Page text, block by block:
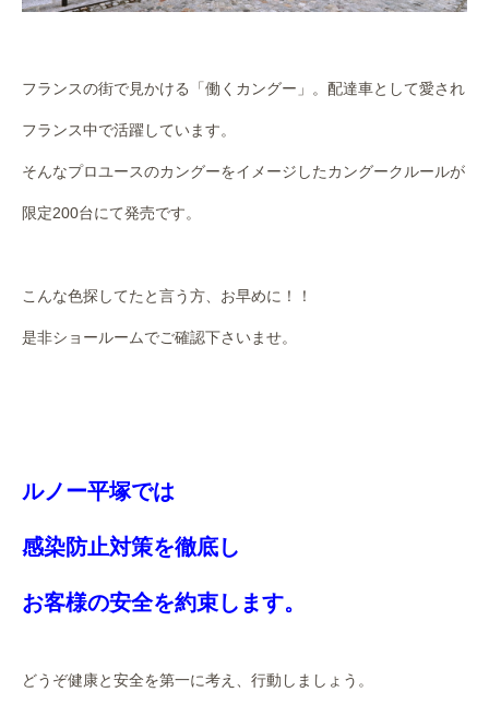
フランスの街で見かける「働くカングー」。配達車として愛され
フランス中で活躍しています。
そんなプロユースのカングーをイメージしたカングークルールが
限定200台にて発売です。
こんな色探してたと言う方、お早めに！！
是非ショールームでご確認下さいませ。
ルノー平塚では
感染防止対策を徹底し
お客様の安全を約束します。
どうぞ健康と安全を第一に考え、行動しましょう。